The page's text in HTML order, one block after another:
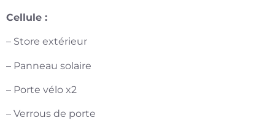
Cellule :
– Store extérieur
– Panneau solaire
– Porte vélo x2
– Verrous de porte